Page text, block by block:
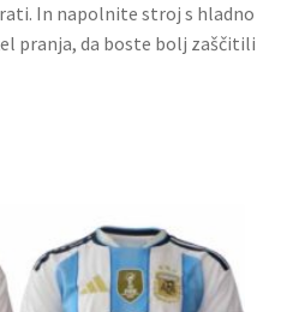
In napolnite stroj s hladno
pranja, da boste bolj zaščitili